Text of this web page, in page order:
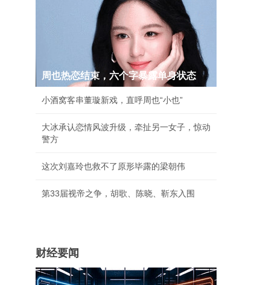
周也热恋结束，六个字暴露单身状态
小酒窝客串董璇新戏，直呼周也“小也”
大冰承认恋情风波升级，牵扯另一女子，惊动
警方
这次刘嘉玲也救不了原形毕露的梁朝伟
第33届视帝之争，胡歌、陈晓、靳东入围
财经要闻